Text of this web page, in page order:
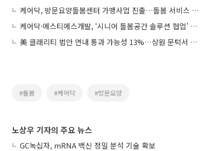
케어닥, 방문요양돌봄센터 가맹사업 진출…돌봄 서비스 전국 확대
케어닥·에스티에스개발, ‘시니어 돌봄공간 솔루션 협업’ MOU
美 클래리티 법안 연내 통과 가능성 13%…상원 문턱서 제동
#돌봄 #케어닥 #방문요양
노상우 기자의 주요 뉴스
GC녹십자, mRNA 백신 정밀 분석 기술 확보